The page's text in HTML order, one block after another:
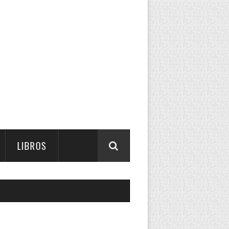
LIBROS